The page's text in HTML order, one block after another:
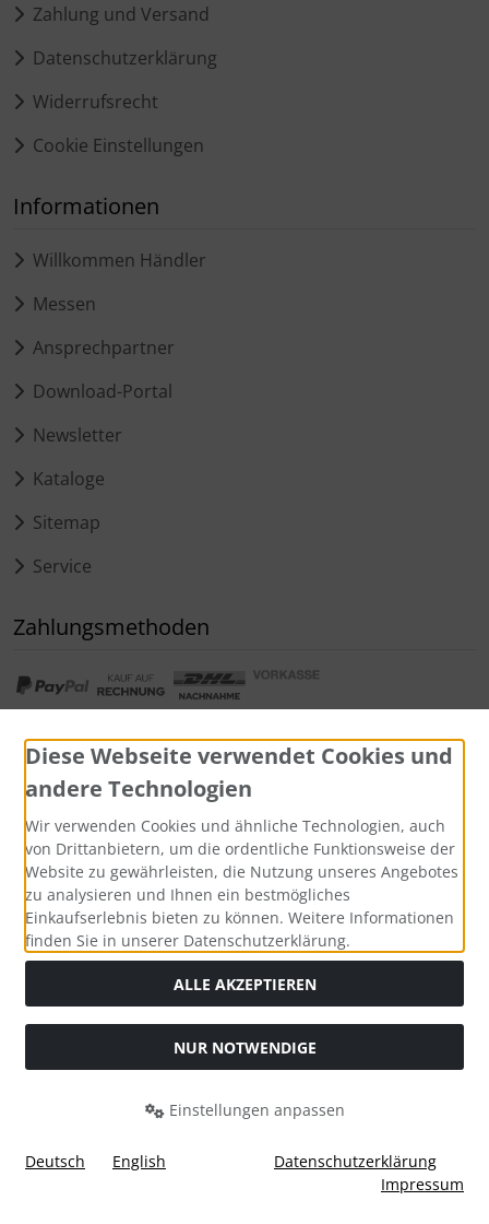
Zahlung und Versand
Datenschutzerklärung
Widerrufsrecht
Cookie Einstellungen
Informationen
Willkommen Händler
Messen
Ansprechpartner
Download-Portal
Newsletter
Kataloge
Sitemap
Service
Zahlungsmethoden
Alle Preise inkl. gesetzl. MwSt. zzgl.Versandkosten
durchgestrichenen Preise entsprechen dem bisherigen Preis
Tushita PaperArt GmbH © 2026 | Template © 2026 by Karl
ialla eCommerce Shopsoftware © 2006 -2026
Diese Webseite verwendet Cookies und
andere Technologien
Wir verwenden Cookies und ähnliche Technologien, auch
von Drittanbietern, um die ordentliche Funktionsweise der
Website zu gewährleisten, die Nutzung unseres Angebotes
zu analysieren und Ihnen ein bestmögliches
Einkaufserlebnis bieten zu können. Weitere Informationen
finden Sie in unserer Datenschutzerklärung.
ALLE AKZEPTIEREN
NUR NOTWENDIGE
Einstellungen anpassen
Deutsch English
Datenschutzerklärung
Impressum